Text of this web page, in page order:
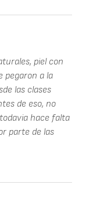
piel con
pegaron a la
las clases
de eso, no
hace falta
parte de las